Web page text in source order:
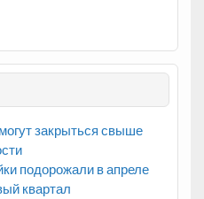
закрыться свыше
подорожали в апреле
квартал